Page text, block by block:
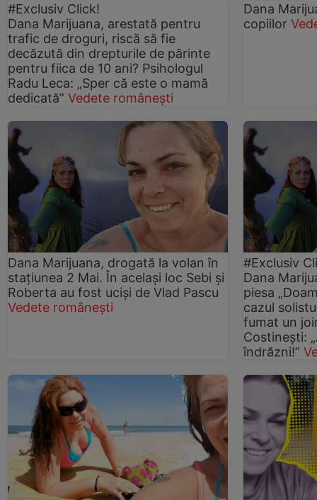
#Exclusiv Click!
Dana Marijuana, arestată pentru
trafic de droguri, riscă să fie
decăzută din drepturile de părinte
pentru fiica de 10 ani? Psihologul
Radu Leca: „Sper că este o mamă
dedicată” Vedete românești
Dana
copiilor
Dana Marijuana, drogată la volan în
stațiunea 2 Mai. În același loc Sebi și
Roberta au fost uciși de Vlad Pascu
Vedete românești
#Exclusiv
Dana
piesa
cazul
fumat un
Costinești:
îndrăzni!”